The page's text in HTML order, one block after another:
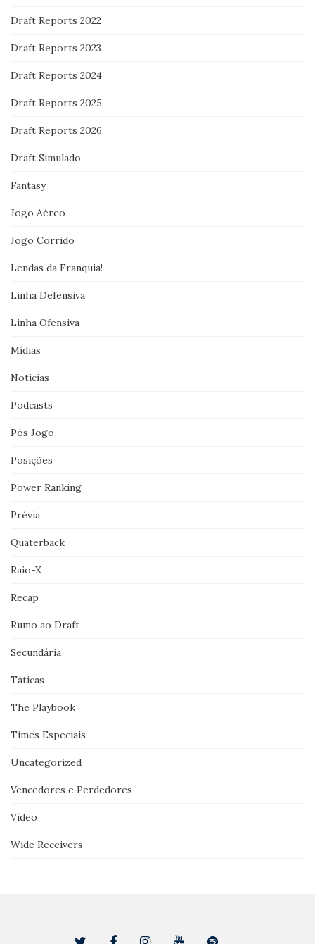
Draft Reports 2022
Draft Reports 2023
Draft Reports 2024
Draft Reports 2025
Draft Reports 2026
Draft Simulado
Fantasy
Jogo Aéreo
Jogo Corrido
Lendas da Franquia!
Linha Defensiva
Linha Ofensiva
Mídias
Noticias
Podcasts
Pós Jogo
Posições
Power Ranking
Prévia
Quaterback
Raio-X
Recap
Rumo ao Draft
Secundária
Táticas
The Playbook
Times Especiais
Uncategorized
Vencedores e Perdedores
Vídeo
Wide Receivers